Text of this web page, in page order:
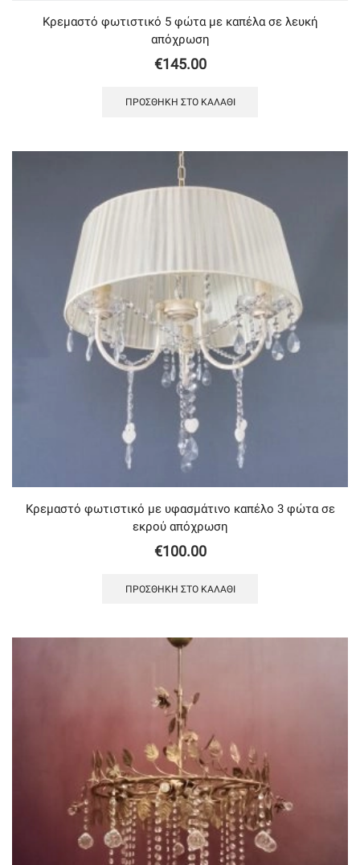
Κρεμαστό φωτιστικό 5 φώτα με καπέλα σε λευκή
απόχρωση
€145.00
ΠΡΟΣΘΉΚΗ ΣΤΟ ΚΑΛΆΘΙ
Κρεμαστό φωτιστικό με υφασμάτινο καπέλο 3 φώτα σε
εκρού απόχρωση
€100.00
ΠΡΟΣΘΉΚΗ ΣΤΟ ΚΑΛΆΘΙ